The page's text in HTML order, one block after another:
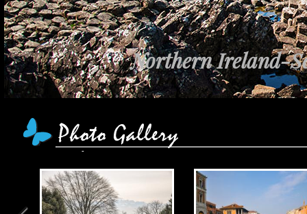
Northern Ireland-